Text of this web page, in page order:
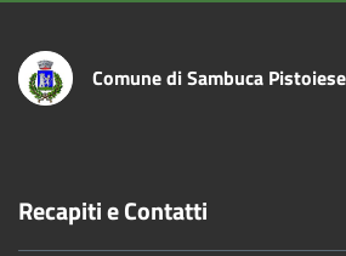
Comune di Sambuca Pistoiese
Recapiti e Contatti